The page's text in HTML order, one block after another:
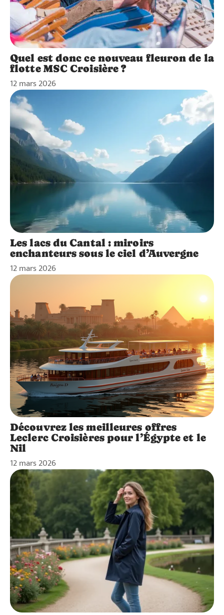
Quel est donc ce nouveau fleuron de la
flotte MSC Croisière ?
12 mars 2026
Les lacs du Cantal : miroirs
enchanteurs sous le ciel d’Auvergne
12 mars 2026
Découvrez les meilleures offres
Leclerc Croisières pour l’Égypte et le
Nil
12 mars 2026